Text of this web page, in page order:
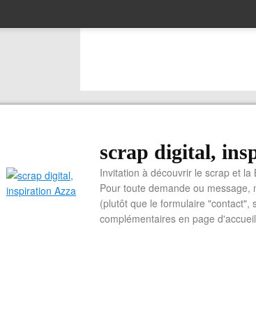
scrap digital,
Invitation à découvrir le scrap et
Pour toute demande ou
(plutôt que le formulaire "contact",
complémentaires en page